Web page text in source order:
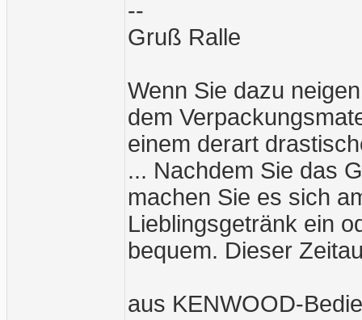
--
Gruß Ralle
Wenn Sie dazu
dem
einem derart
... Nachdem Sie das
machen Sie es sich
Lieblingsgetränk ein
bequem. Dieser
aus KENWOOD-